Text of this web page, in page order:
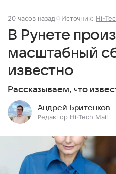
20 часов назад Источник: Hi-
В Рунете
масштабный
известно
Рассказываем, что
Андрей Бритенков
Редактор Hi-Tech Mail